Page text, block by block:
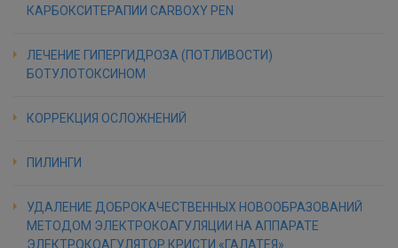
КАРБОКСИТЕРАПИИ CARBOXY PEN
ЛЕЧЕНИЕ ГИПЕРГИДРОЗА (ПОТЛИВОСТИ)
БОТУЛОТОКСИНОМ
КОРРЕКЦИЯ ОСЛОЖНЕНИЙ
ПИЛИНГИ
УДАЛЕНИЕ ДОБРОКАЧЕСТВЕННЫХ НОВООБРАЗОВАНИЙ
МЕТОДОМ ЭЛЕКТРОКОАГУЛЯЦИИ НА АППАРАТЕ
ЭЛЕКТРОКОАГУЛЯТОР КРИСТИ «ГАЛАТЕЯ»